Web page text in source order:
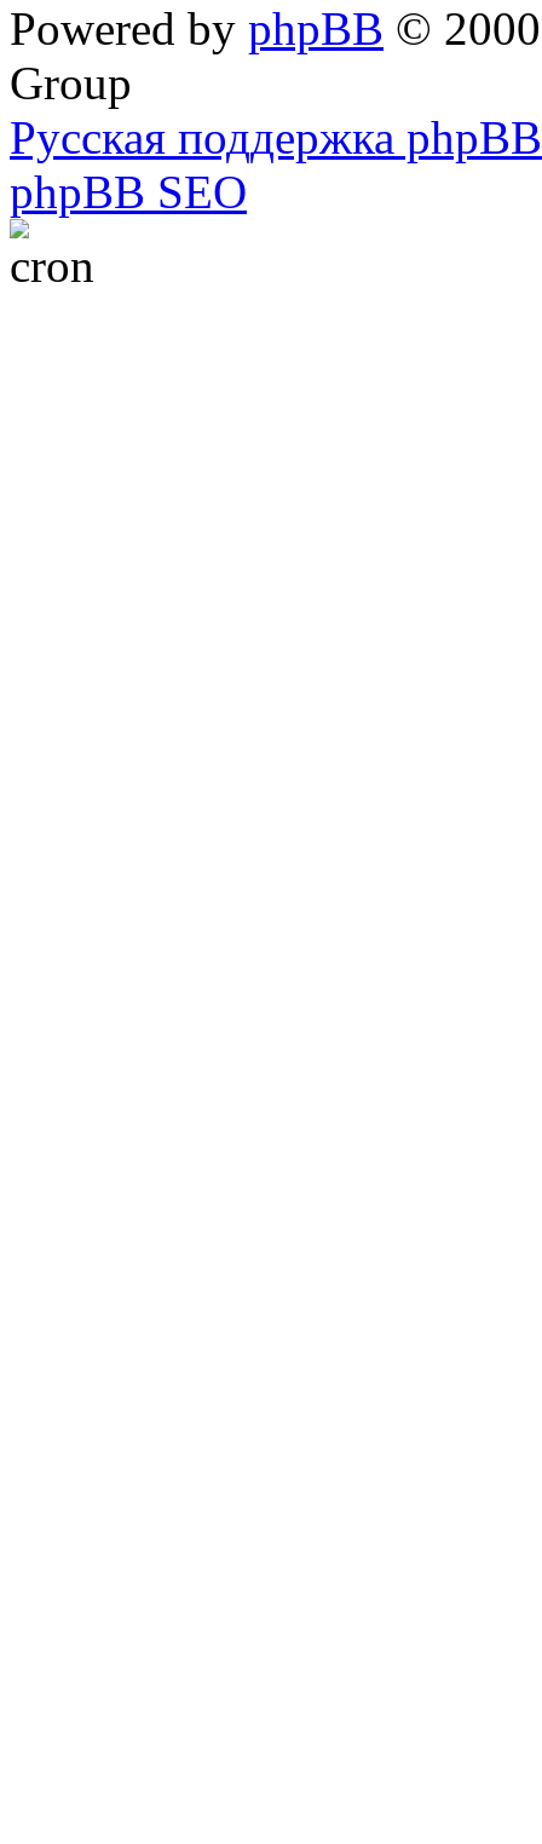
Powered by phpBB ©
Group
Русская поддержка phpBB
phpBB SEO